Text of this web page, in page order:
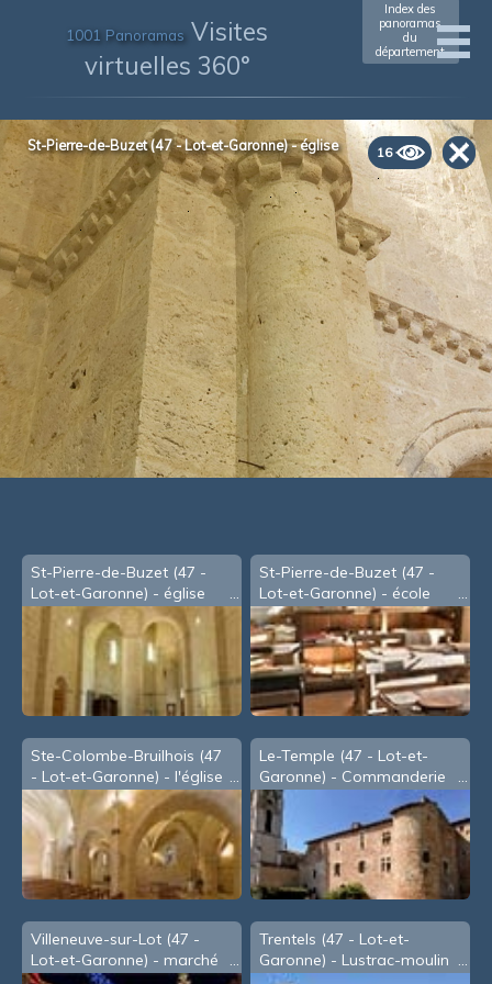
1001 Panoramas Visites
virtuelles 360°
Index des
panoramas
du
département
16
St-Pierre-de-Buzet (47 - Lot-et-Garonne) - église
St-Pierre-de-Buzet (47 -
Lot-et-Garonne) - église
St-Pierre-de-Buzet (47 -
Lot-et-Garonne) - école
d'autrefois
Ste-Colombe-Bruilhois (47
- Lot-et-Garonne) - l'église
Le-Temple (47 - Lot-et-
Garonne) - Commanderie
des Templiers
Villeneuve-sur-Lot (47 -
Lot-et-Garonne) - marché
Trentels (47 - Lot-et-
Garonne) - Lustrac-moulin